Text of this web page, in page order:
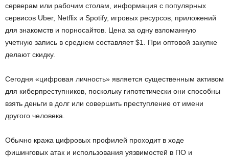
серверам или рабочим столам, информация с популярных
сервисов Uber, Netflix и Spotify, игровых ресурсов, приложений
для знакомств и порносайтов. Цена за одну взломанную
учетную запись в среднем составляет $1. При оптовой закупке
делают скидку.
Сегодня «цифровая личность» является существенным активом
для киберпреступников, поскольку гипотетически они способны
взять деньги в долг или совершить преступление от имени
другого человека.
Обычно кража цифровых профилей проходит в ходе
фишинговых атак и использования уязвимостей в ПО и